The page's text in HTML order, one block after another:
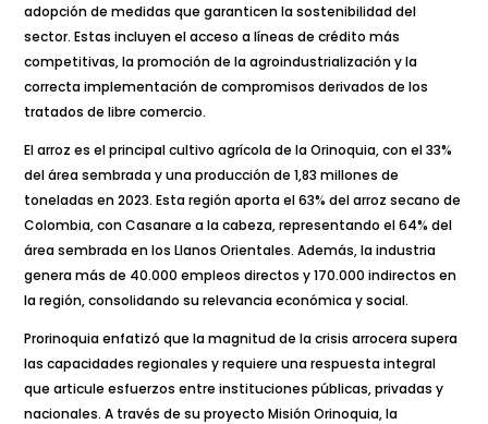
adopción de medidas que garanticen la sostenibilidad del
sector. Estas incluyen el acceso a líneas de crédito más
competitivas, la promoción de la agroindustrialización y la
correcta implementación de compromisos derivados de los
tratados de libre comercio.
El arroz es el principal cultivo agrícola de la Orinoquia, con el 33%
del área sembrada y una producción de 1,83 millones de
toneladas en 2023. Esta región aporta el 63% del arroz secano de
Colombia, con Casanare a la cabeza, representando el 64% del
área sembrada en los Llanos Orientales. Además, la industria
genera más de 40.000 empleos directos y 170.000 indirectos en
la región, consolidando su relevancia económica y social.
Prorinoquia enfatizó que la magnitud de la crisis arrocera supera
las capacidades regionales y requiere una respuesta integral
que articule esfuerzos entre instituciones públicas, privadas y
nacionales. A través de su proyecto Misión Orinoquia, la